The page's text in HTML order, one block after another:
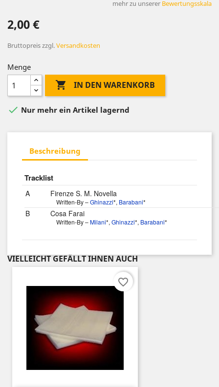
mehr zu unserer Bewertungsskala
2,00 €
Bruttopreiszzgl.Versandkosten
Menge
 IN DEN WARENKORB
 Nur mehr ein Artikel lagernd
Beschreibung
Tracklist
A Firenze S. M. Novella
Written-By –Ghinazzi*, Barabani*
B Cosa Farai
Written-By –Milani*, Ghinazzi*, Barabani*
VIELLEICHT GEFÄLLT IHNEN AUCH
favorite_border